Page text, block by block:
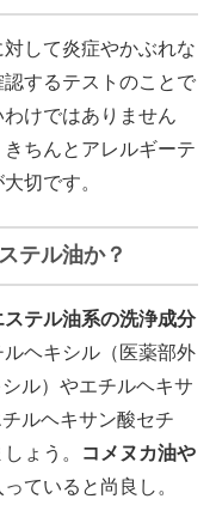
して炎症やかぶれな
するテストのことで
けではありません
ちんとアレルギーテ
切です。
テル油か？
ステル油系の洗浄成分
ヘキシル（医薬部外
ル）やエチルヘキサ
ルヘキサン酸セチ
ょう。
コメヌカ油や
っていると尚良し。